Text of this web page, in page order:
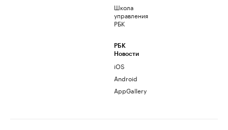
Школа
управления
РБК
РБК
Новости
iOS
Android
AppGallery